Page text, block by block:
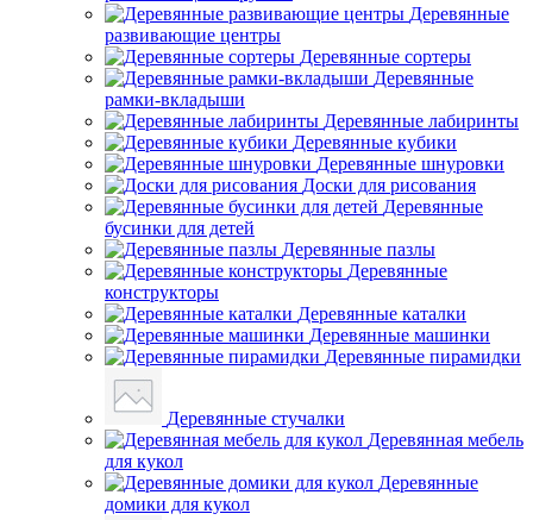
Деревянные
развивающие центры
Деревянные сортеры
Деревянные
рамки-вкладыши
Деревянные лабиринты
Деревянные кубики
Деревянные шнуровки
Доски для рисования
Деревянные
бусинки для детей
Деревянные пазлы
Деревянные
конструкторы
Деревянные каталки
Деревянные машинки
Деревянные пирамидки
Деревянные стучалки
Деревянная мебель
для кукол
Деревянные
домики для кукол